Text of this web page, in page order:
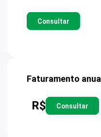
Consultar
Faturamento anual
R$ Consultar